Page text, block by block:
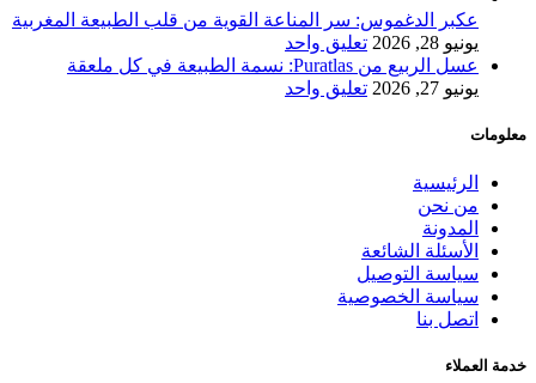
عكبر الدغموس: سر المناعة القوية من قلب الطبيعة المغربية
يونيو 28, 2026
تعليق واحد
عسل الربيع من Puratlas: نسمة الطبيعة في كل ملعقة
يونيو 27, 2026
تعليق واحد
معلومات
الرئيسية
من نحن
المدونة
الأسئلة الشائعة
سياسة التوصيل
سياسة الخصوصية
اتصل بنا
خدمة العملاء